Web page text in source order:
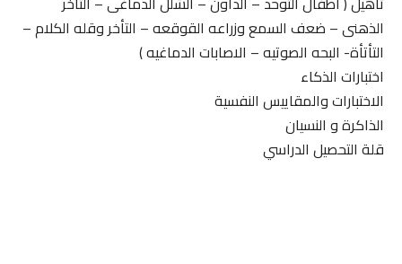
الذهنى – ضعف السمع وزراعه القوقعه – التأخر وقله الكلام –
التأتأة- البحه الصوتيه – الاصابات الدماغيه )
اختبارات الذكاء
الاختبارات والمقاييس النفسية
الذاكرة و النسيان
قلة التحصيل الدراسي